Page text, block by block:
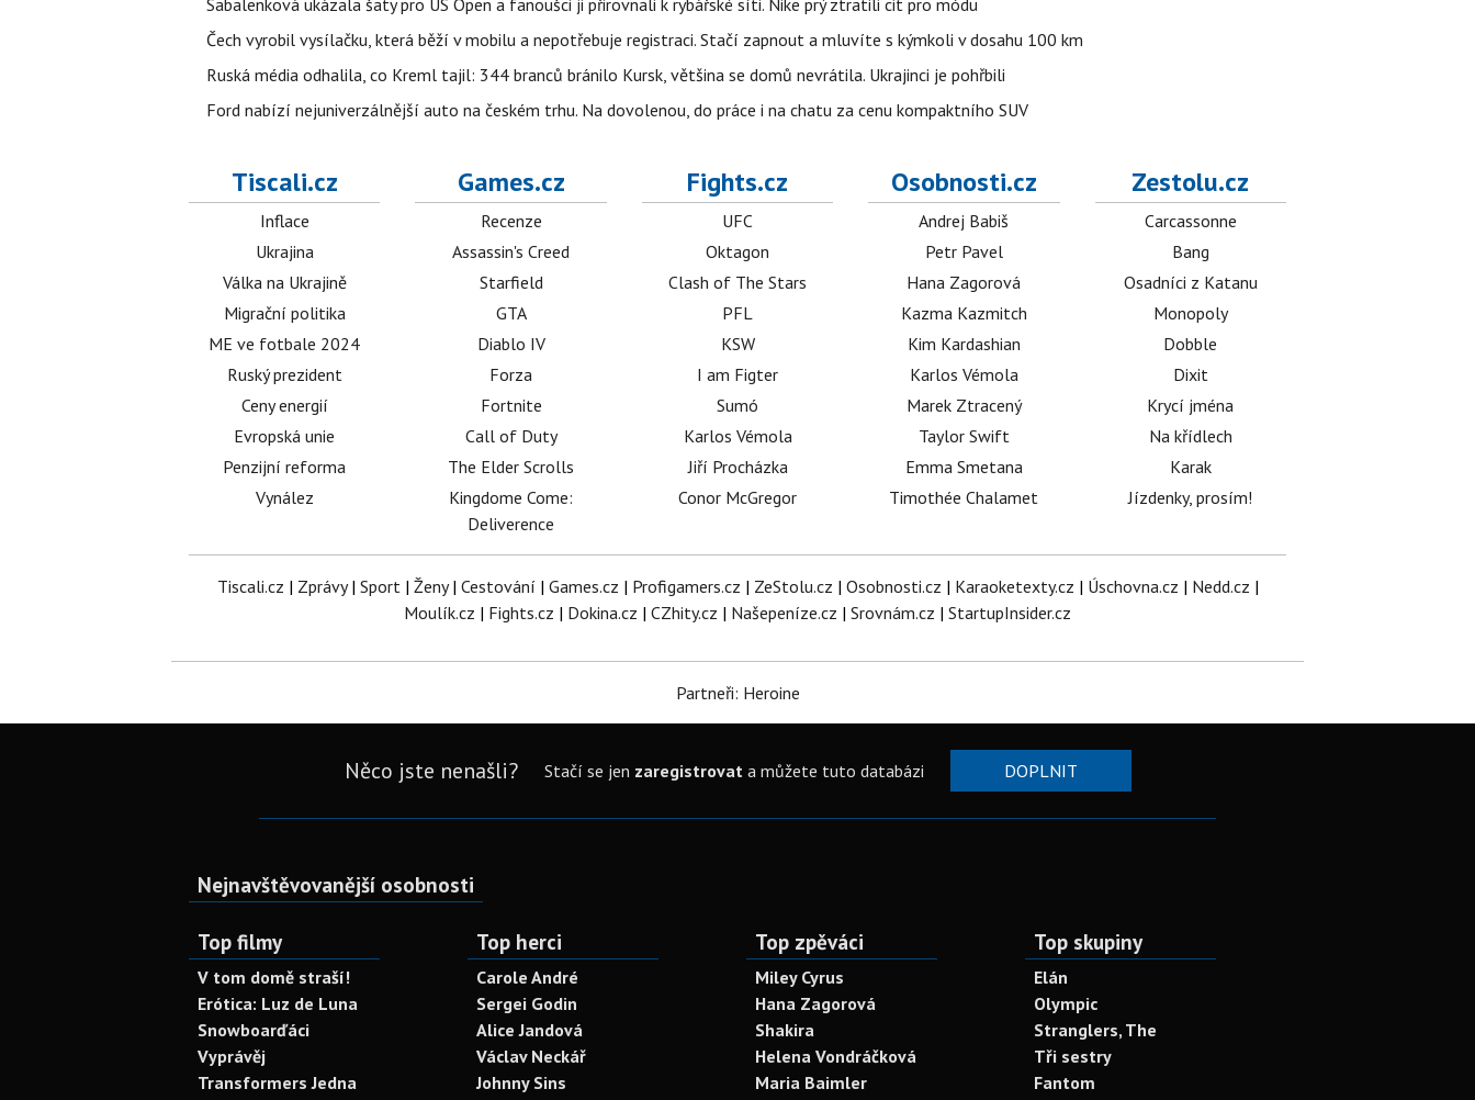
Sabalenková ukázala šaty pro US Open a fanoušci ji přirovnali k rybářské síti. Nike prý ztratili cit pro módu
Čech vyrobil vysílačku, která běží v mobilu a nepotřebuje registraci. Stačí zapnout a mluvíte s kýmkoli v dosahu 100 km
Ruská média odhalila, co Kreml tajil: 344 branců bránilo Kursk, většina se domů nevrátila. Ukrajinci je pohřbili
Ford nabízí nejuniverzálnější auto na českém trhu. Na dovolenou, do práce i na chatu za cenu kompaktního SUV
Tiscali.cz
Inflace
Ukrajina
Válka na Ukrajině
Migrační politika
ME ve fotbale 2024
Ruský prezident
Ceny energií
Evropská unie
Penzijní reforma
Vynález
Games.cz
Recenze
Assassin's Creed
Starfield
GTA
Diablo IV
Forza
Fortnite
Call of Duty
The Elder Scrolls
Kingdome Come:
Deliverence
Fights.cz
UFC
Oktagon
Clash of The Stars
PFL
KSW
I am Figter
Sumó
Karlos Vémola
Jiří Procházka
Conor McGregor
Osobnosti.cz
Andrej Babiš
Petr Pavel
Hana Zagorová
Kazma Kazmitch
Kim Kardashian
Karlos Vémola
Marek Ztracený
Taylor Swift
Emma Smetana
Timothée Chalamet
Zestolu.cz
Carcassonne
Bang
Osadníci z Katanu
Monopoly
Dobble
Dixit
Krycí jména
Na křídlech
Karak
Jízdenky, prosím!
Tiscali.cz | Zprávy| Sport| Ženy| Cestování | Games.cz | Profigamers.cz | ZeStolu.cz | Osobnosti.cz | Karaoketexty.cz | Úschovna.cz | Nedd.cz |
Moulík.cz | Fights.cz | Dokina.cz | CZhity.cz | Našepeníze.cz | Srovnám.cz | StartupInsider.cz
Partneři: Heroine
Něco jste nenašli? Stačí se jen zaregistrovata můžete tuto databázi DOPLNIT
Nejnavštěvovanější osobnosti
Top filmy
V tom domě straší!
Erótica: Luz de Luna
Snowboarďáci
Vyprávěj
Transformers Jedna
Top herci
Carole André
Sergei Godin
Alice Jandová
Václav Neckář
Johnny Sins
Top zpěváci
Miley Cyrus
Hana Zagorová
Shakira
Helena Vondráčková
Maria Baimler
Top skupiny
Elán
Olympic
Stranglers, The
Tři sestry
Fantom